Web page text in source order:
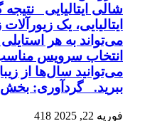
شالی ایتالیایی
ایتالیایی، یک
می‌تواند به هر
انتخاب سرویس
می‌توانید سال‌ها از
ببرید. گردآوری: بخش
فوریه 22, 2025 418